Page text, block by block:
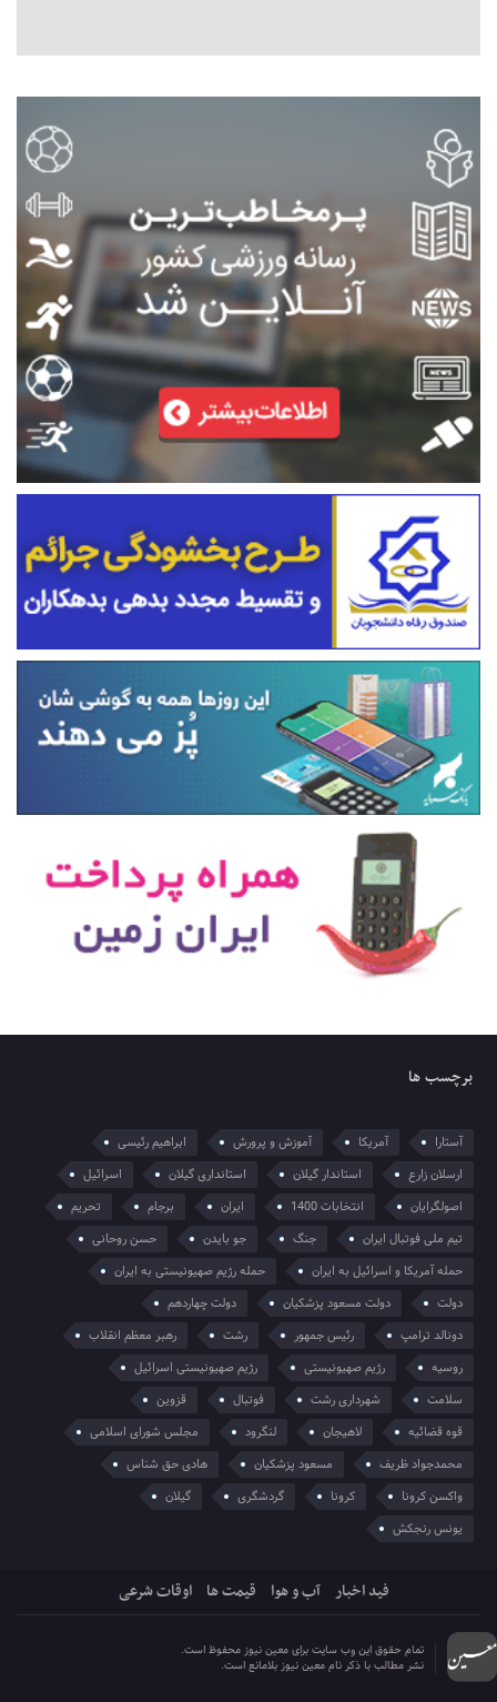
برچسب ها
آستارا آمریکا آموزش و پرورش
ابراهیم رئیسی
ارسلان زارع
استاندار گیلان استانداری گیلان
اسرائیل
اصولگرایان
انتخابات 1400 ایران برجام
تحریم
تیم ملی فوتبال ایران
جنگ جو بایدن
حسن روحانی
حمله آمریکا و اسرائیل به ایران
حمله رژیم صهیونیستی به ایران
دولت
دولت مسعود پزشکیان
دولت چهاردهم
دونالد ترامپ
رئیس جمهور رشت
رهبر معظم انقلاب
روسیه
رژیم صهیونیستی
رژیم صهیونیستی اسرائیل
سلامت
شهرداری رشت فوتبال
قزوین
قوه قضائیه
لاهیجان لنگرود
مجلس شورای اسلامی
محمدجواد ظریف
مسعود پزشکیان
هادی حق شناس
واکسن کرونا
کرونا گردشگری
گیلان
یونس رنجکش
فید اخبار آب و هوا قیمت ها اوقات شرعی
تمام حقوق این وب سایت برای معین نیوز محفوظ است.
نشر مطالب با ذکر نام معین نیوز بلامانع است.